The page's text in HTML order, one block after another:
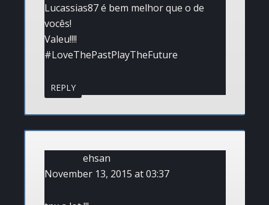
Lucassias87 é bem melhor que o de
vocês!
Valeu!!!!
#LoveThePastPlayTheFuture
REPLY
ehsan
November 13, 2015 at 03:37